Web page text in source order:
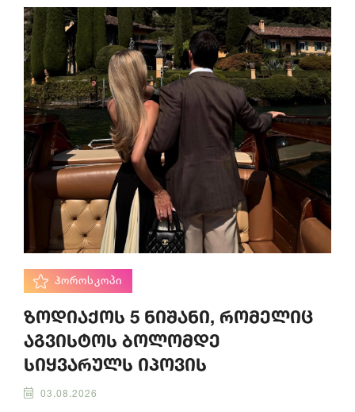
ᲰᲝᲠᲝᲡᲙᲝᲞᲘ
ზოდიაქოს 5 ნიშანი, რომელიც
აგვისტოს ბოლომდე
სიყვარულს იპოვის
03.08.2026